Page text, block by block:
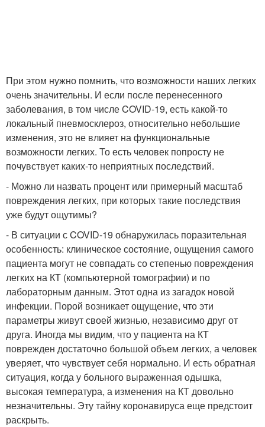
При этом нужно помнить, что возможности наших легких
очень значительны. И если после перенесенного
заболевания, в том числе COVID-19, есть какой-то
локальный пневмосклероз, относительно небольшие
изменения, это не влияет на функциональные
возможности легких. То есть человек попросту не
почувствует каких-то неприятных последствий.
- Можно ли назвать процент или примерный масштаб
повреждения легких, при которых такие последствия
уже будут ощутимы?
- В ситуации с COVID-19 обнаружилась поразительная
особенность: клиническое состояние, ощущения самого
пациента могут не совпадать со степенью повреждения
легких на КТ (компьютерной томографии) и по
лабораторным данным. Этот одна из загадок новой
инфекции. Порой возникает ощущение, что эти
параметры живут своей жизнью, независимо друг от
друга. Иногда мы видим, что у пациента на КТ
поврежден достаточно большой объем легких, а человек
уверяет, что чувствует себя нормально. И есть обратная
ситуация, когда у больного выраженная одышка,
высокая температура, а изменения на КТ довольно
незначительны. Эту тайну коронавируса еще предстоит
раскрыть.